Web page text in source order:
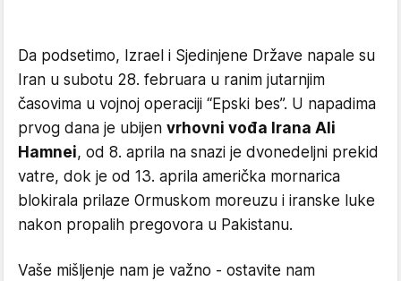
Da podsetimo, Izrael i Sjedinjene Države napale su
Iran u subotu 28. februara u ranim jutarnjim
časovima u vojnoj operaciji “Epski bes”. U napadima
prvog dana je ubijen vrhovni vođa Irana Ali
Hamnei, od 8. aprila na snazi je dvonedeljni prekid
vatre, dok je od 13. aprila američka mornarica
blokirala prilaze Ormuskom moreuzu i iranske luke
nakon propalih pregovora u Pakistanu.
Vaše mišljenje nam je važno - ostavite nam